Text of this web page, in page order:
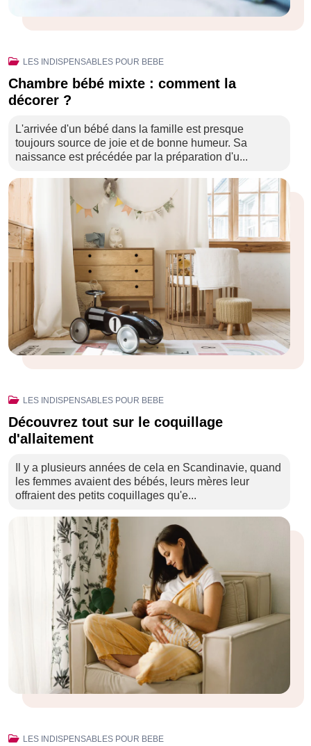
LES INDISPENSABLES POUR BEBE
Chambre bébé mixte : comment la
décorer ?
L'arrivée d'un bébé dans la famille est presque
toujours source de joie et de bonne humeur. Sa
naissance est précédée par la préparation d'u...
LES INDISPENSABLES POUR BEBE
Découvrez tout sur le coquillage
d'allaitement
Il y a plusieurs années de cela en Scandinavie, quand
les femmes avaient des bébés, leurs mères leur
offraient des petits coquillages qu'e...
LES INDISPENSABLES POUR BEBE